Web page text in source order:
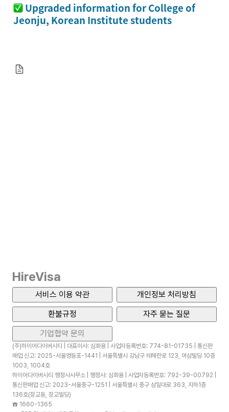
Upgraded information for College of
Jeonju, Korean Institute students
HireVisa
서비스 이용 약관
개인정보 처리방침
환불규정
자주 묻는 질문
기업협약 문의
(주)하이어다이버시티 | 대표이사: 심화용 | 사업자등록번호: 774-81-01735 | 통신판
매업 신고: 2025-서울영등포-1441 | 서울특별시 강남구 테헤란로 123, 여삼빌딩 10층
1003, 1004호
하이어다이버시티 행정사사무소 | 행정사: 심화용 | 사업자등록번호: 792-39-00792 |
통신판매업 신고: 2023-서울중구-1251 | 서울특별시 중구 삼일대로 363, 지하1층
136호(장교동, 장교빌딩)
☎️ 1660-1365